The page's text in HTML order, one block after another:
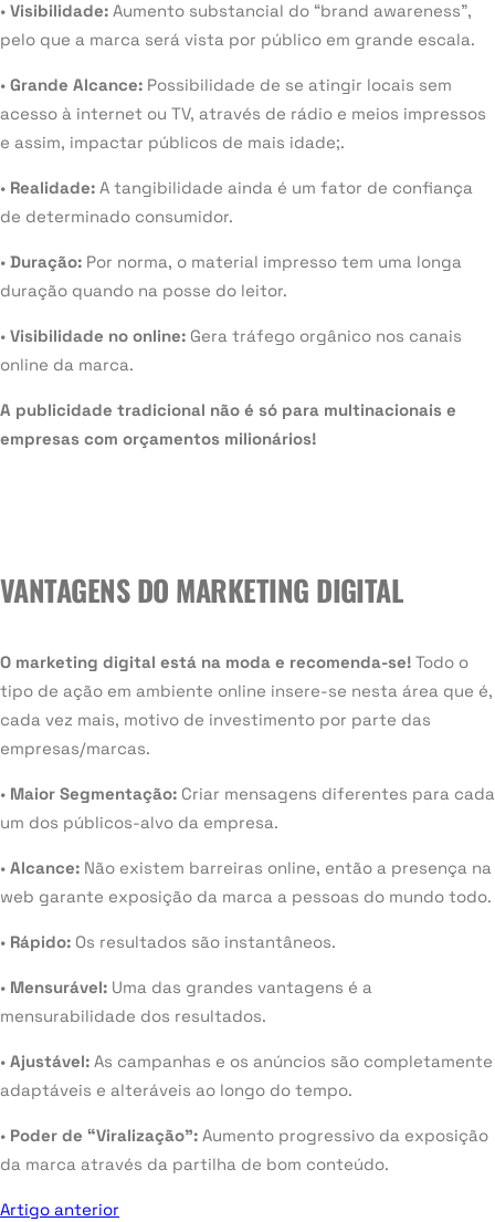
• Visibilidade: Aumento substancial do “brand awareness”,
pelo que a marca será vista por público em grande escala.
• Grande Alcance: Possibilidade de se atingir locais sem
acesso à internet ou TV, através de rádio e meios impressos
e assim, impactar públicos de mais idade;.
• Realidade: A tangibilidade ainda é um fator de confiança
de determinado consumidor.
• Duração: Por norma, o material impresso tem uma longa
duração quando na posse do leitor.
• Visibilidade no online: Gera tráfego orgânico nos canais
online da marca.
A publicidade tradicional não é só para multinacionais e
empresas com orçamentos milionários!
VANTAGENS DO MARKETING DIGITAL
O marketing digital está na moda e recomenda-se! Todo o
tipo de ação em ambiente online insere-se nesta área que é,
cada vez mais, motivo de investimento por parte das
empresas/marcas.
• Maior Segmentação: Criar mensagens diferentes para cada
um dos públicos-alvo da empresa.
• Alcance: Não existem barreiras online, então a presença na
web garante exposição da marca a pessoas do mundo todo.
• Rápido: Os resultados são instantâneos.
• Mensurável: Uma das grandes vantagens é a
mensurabilidade dos resultados.
• Ajustável: As campanhas e os anúncios são completamente
adaptáveis e alteráveis ao longo do tempo.
• Poder de “Viralização”: Aumento progressivo da exposição
da marca através da partilha de bom conteúdo.
Artigo anterior